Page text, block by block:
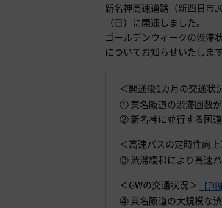
新名神高速道路（新四日市
（日）に開通しました。
ゴールデンウィークの渋滞
についてお知らせいたします
＜開通後1カ月の交通状
① 東名阪道の渋滞回数
② 新名神に並行する国
＜高速バスの定時性向上
③ 渋滞緩和により高速
＜GWの交通状況＞
【別
④ 東名阪道の大規模な